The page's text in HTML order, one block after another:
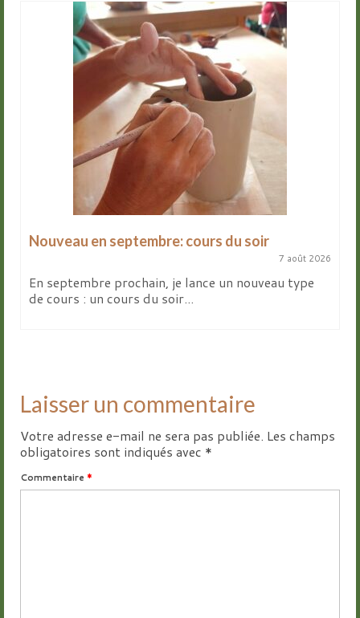
Nouveau en septembre: cours du soir
7 août 2026
En septembre prochain, je lance un nouveau type
de cours : un cours du soir...
Laisser un commentaire
Votre adresse e-mail ne sera pas publiée. Les champs
obligatoires sont indiqués avec *
Commentaire *